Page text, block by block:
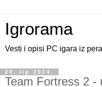
Igrorama
Vesti i opisi PC igara iz
20. lip 2014.
Team Fortress 2 -